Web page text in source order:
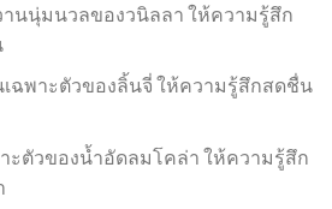
นนุ่มนวลของวนิลลา ให้ความรู้สึก
ฉพาะตัวของลิ้นจี่ ให้ความรู้สึกสดชื่น
ตัวของน้ำอัดลมโคล่า ให้ความรู้สึก